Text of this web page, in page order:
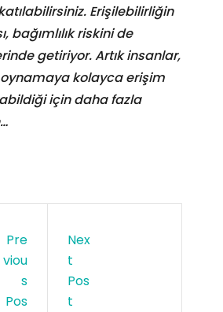
Erişilebilirliğin
bağımlılık riskini de
getiriyor. Artık insanlar,
kolayca erişim
için daha fazla
Pre
Viou
S
Pos
Nex
T
Pos
T